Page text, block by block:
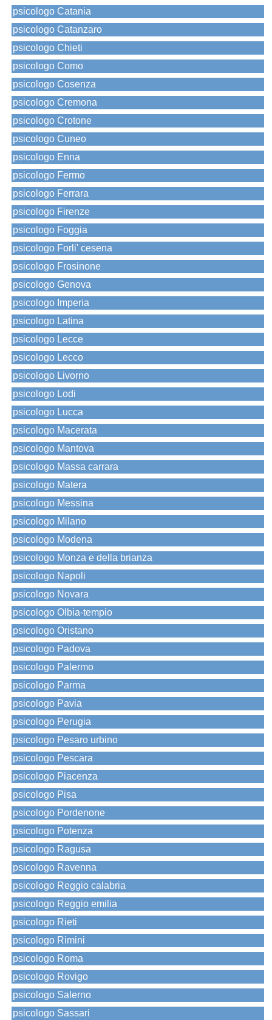
psicologo Catania
psicologo Catanzaro
psicologo Chieti
psicologo Como
psicologo Cosenza
psicologo Cremona
psicologo Crotone
psicologo Cuneo
psicologo Enna
psicologo Fermo
psicologo Ferrara
psicologo Firenze
psicologo Foggia
psicologo Forli' cesena
psicologo Frosinone
psicologo Genova
psicologo Imperia
psicologo Latina
psicologo Lecce
psicologo Lecco
psicologo Livorno
psicologo Lodi
psicologo Lucca
psicologo Macerata
psicologo Mantova
psicologo Massa carrara
psicologo Matera
psicologo Messina
psicologo Milano
psicologo Modena
psicologo Monza e della brianza
psicologo Napoli
psicologo Novara
psicologo Olbia-tempio
psicologo Oristano
psicologo Padova
psicologo Palermo
psicologo Parma
psicologo Pavia
psicologo Perugia
psicologo Pesaro urbino
psicologo Pescara
psicologo Piacenza
psicologo Pisa
psicologo Pordenone
psicologo Potenza
psicologo Ragusa
psicologo Ravenna
psicologo Reggio calabria
psicologo Reggio emilia
psicologo Rieti
psicologo Rimini
psicologo Roma
psicologo Rovigo
psicologo Salerno
psicologo Sassari